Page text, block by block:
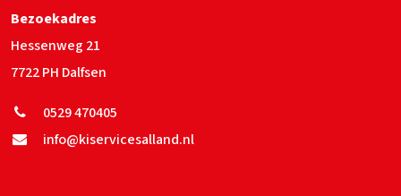
Bezoekadres
Hessenweg 21
7722 PH Dalfsen
0529 470405
info@kiservicesalland.nl